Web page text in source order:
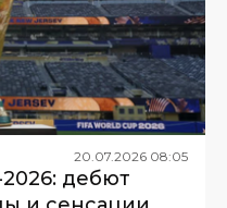
20.07.2026 08:05
дебют